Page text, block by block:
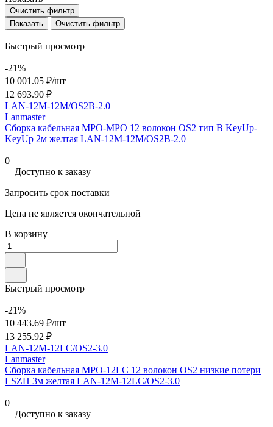
Очистить фильтр
Очистить фильтр
Быстрый просмотр
-21%
10 001.05 ₽/шт
12 693.90 ₽
LAN-12M-12M/OS2B-2.0
Lanmaster
Сборка кабельная MPO-MPO 12 волокон OS2 тип B KeyUp-
KeyUp 2м желтая LAN-12M-12M/OS2B-2.0
0
Доступно к заказу
Запросить срок поставки
Цена не является окончательной
В корзину
Быстрый просмотр
-21%
10 443.69 ₽/шт
13 255.92 ₽
LAN-12M-12LC/OS2-3.0
Lanmaster
Сборка кабельная MPO-12LC 12 волокон OS2 низкие потери
LSZH 3м желтая LAN-12M-12LC/OS2-3.0
0
Доступно к заказу